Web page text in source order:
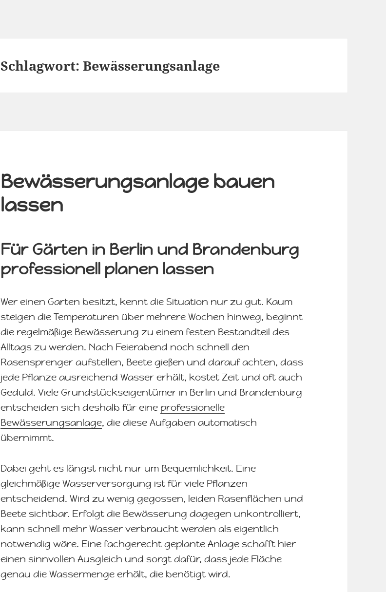
Schlagwort:Bewässerungsanlage
Bewässerungsanlage bauen
lassen
Für Gärten in Berlin und Brandenburg
professionell planen lassen
Wer einen Garten besitzt, kennt die Situation nur zu gut. Kaum
steigen die Temperaturen über mehrere Wochen hinweg, beginnt
die regelmäßige Bewässerung zu einem festen Bestandteil des
Alltags zu werden. Nach Feierabend noch schnell den
Rasensprenger aufstellen, Beete gießen und darauf achten, dass
jede Pflanze ausreichend Wasser erhält, kostet Zeit und oft auch
Geduld. Viele Grundstückseigentümer in Berlin und Brandenburg
entscheiden sich deshalb für eine professionelle
Bewässerungsanlage, die diese Aufgaben automatisch
übernimmt.
Dabei geht es längst nicht nur um Bequemlichkeit. Eine
gleichmäßige Wasserversorgung ist für viele Pflanzen
entscheidend. Wird zu wenig gegossen, leiden Rasenflächen und
Beete sichtbar. Erfolgt die Bewässerung dagegen unkontrolliert,
kann schnell mehr Wasser verbraucht werden als eigentlich
notwendig wäre. Eine fachgerecht geplante Anlage schafft hier
einen sinnvollen Ausgleich und sorgt dafür, dass jede Fläche
genau die Wassermenge erhält, die benötigt wird.